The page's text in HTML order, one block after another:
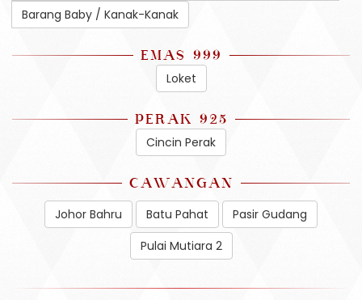
Barang Baby / Kanak-Kanak
EMAS 999
Loket
PERAK 925
Cincin Perak
CAWANGAN
Johor Bahru Batu Pahat
Pasir Gudang
Pulai Mutiara 2